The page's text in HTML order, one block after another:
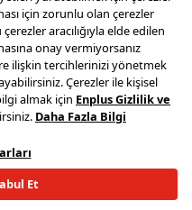
Tüm hakları saklıdır.